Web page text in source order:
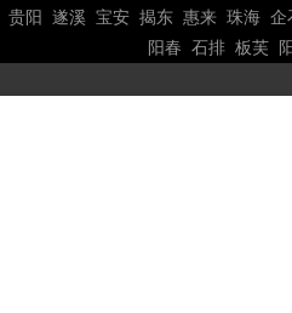
贵阳 遂溪 宝安 揭东 惠来 珠海 企
阳春 石排 板芙